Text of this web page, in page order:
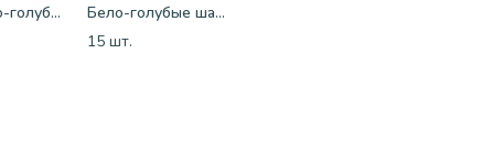
Сине-бело-голубые шары-пастель
Бело-голубые шары-пастель
15 шт.